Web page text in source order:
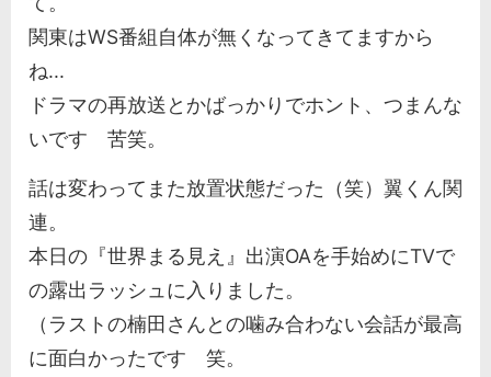
関東はWS番組自体が無くなってきてますから
ね...
ドラマの再放送とかばっかりでホント、つまんな
いです 苦笑。
話は変わってまた放置状態だった（笑）翼くん関
連。
本日の『世界まる見え』出演OAを手始めにTVで
の露出ラッシュに入りました。
（ラストの楠田さんとの噛み合わない会話が最高
に面白かったです 笑。